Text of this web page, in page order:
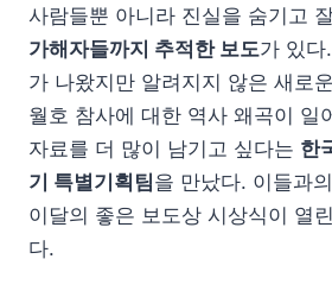
사람들뿐 아니라 진실을 숨기고
가해자들까지 추적한 보도가 있다
가 나왔지만 알려지지 않은 새로
월호 참사에 대한 역사 왜곡이 일
자료를 더 많이 남기고 싶다는 한
기 특별기획팀을 만났다. 이들과
이달의 좋은 보도상 시상식이 열
다.